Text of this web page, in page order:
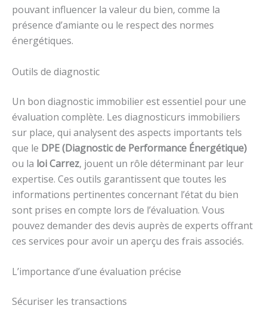
pouvant influencer la valeur du bien, comme la
présence d’amiante ou le respect des normes
énergétiques.
Outils de diagnostic
Un bon diagnostic immobilier est essentiel pour une
évaluation complète. Les diagnosticurs immobiliers
sur place, qui analysent des aspects importants tels
que le DPE (Diagnostic de Performance Énergétique)
ou la loi Carrez, jouent un rôle déterminant par leur
expertise. Ces outils garantissent que toutes les
informations pertinentes concernant l’état du bien
sont prises en compte lors de l’évaluation. Vous
pouvez demander des devis auprès de experts offrant
ces services pour avoir un aperçu des frais associés.
L’importance d’une évaluation précise
Sécuriser les transactions